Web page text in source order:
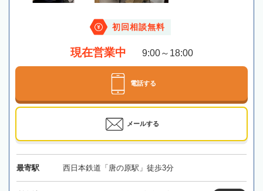
初回相談無料
現在営業中 9:00～18:00
電話する
メールする
最寄駅 西日本鉄道「唐の原駅」徒歩3分